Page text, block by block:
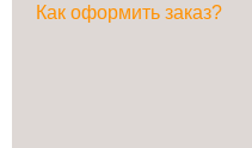
Как оформить заказ?